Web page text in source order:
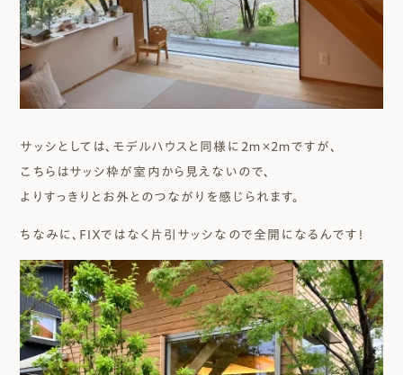
サッシとしては、モデルハウスと同様に2ｍ×2ｍですが、
こちらはサッシ枠が室内から見えないので、
よりすっきりとお外とのつながりを感じられます。
ちなみに、ＦＩＸではなく片引サッシなので全開になるんです！